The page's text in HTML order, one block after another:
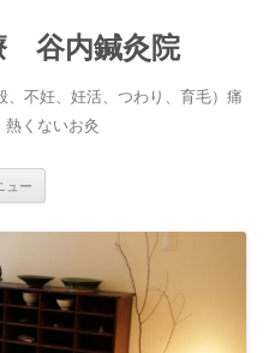
谷内鍼灸院
不妊、妊活、つわり、育毛）痛
熱くないお灸
ュー